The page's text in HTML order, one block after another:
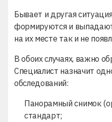
Бывает и другая
формируются и
на их месте так и не
В обоих случаях, важно
Специалист назначит
обследований:
Панорамный снимок
стандарт;